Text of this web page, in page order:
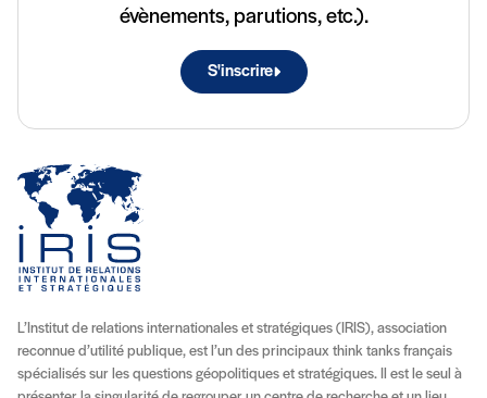
évènements, parutions, etc.).
S'inscrire
L’Institut de relations internationales et stratégiques (IRIS), association
reconnue d’utilité publique, est l’un des principaux think tanks français
spécialisés sur les questions géopolitiques et stratégiques. Il est le seul à